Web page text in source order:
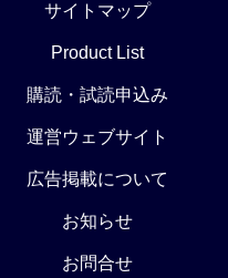
サイトマップ
Product List
購読・試読申込み
運営ウェブサイト
広告掲載について
お知らせ
お問合せ